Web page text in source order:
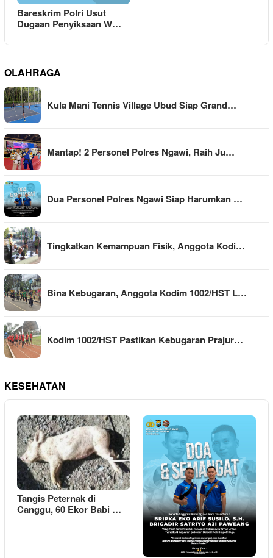
Bareskrim Polri Usut
Dugaan Penyiksaan W…
OLAHRAGA
Kula Mani Tennis Village Ubud Siap Grand…
Mantap! 2 Personel Polres Ngawi, Raih Ju…
Dua Personel Polres Ngawi Siap Harumkan …
Tingkatkan Kemampuan Fisik, Anggota Kodi…
Bina Kebugaran, Anggota Kodim 1002/HST L…
Kodim 1002/HST Pastikan Kebugaran Prajur…
KESEHATAN
Tangis Peternak di
Canggu, 60 Ekor Babi …